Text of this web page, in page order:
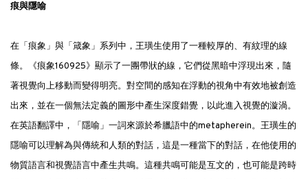
痕與隱喻
在「痕象」與「箴象」系列中，王璜生使用了一種較厚的、有紋理的線
條。《痕象160925》顯示了一團帶狀的線，它們從黑暗中浮現出來，隨
著視覺向上移動而變得明亮。對空間的感知在浮動的視角中有效地被創造
出來，並在一個無法定義的圖形中產生深度錯覺，以此進入視覺的漩渦。
在英語翻譯中，「隱喻」一詞來源於希臘語中的metapherein。王璜生的
隱喻可以理解為與傳統和人類的對話，這是一種當下的對話，在他使用的
物質語言和視覺語言中產生共鳴。這種共鳴可能是互文的，也可能是跨時